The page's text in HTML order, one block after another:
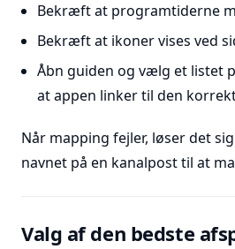
Bekræft at programtiderne
Bekræft at ikoner vises ved
Åbn guiden og vælg et listet
at appen linker til den
Når mapping fejler, løser det
navnet på en kanalpost til at
Valg af den bedste